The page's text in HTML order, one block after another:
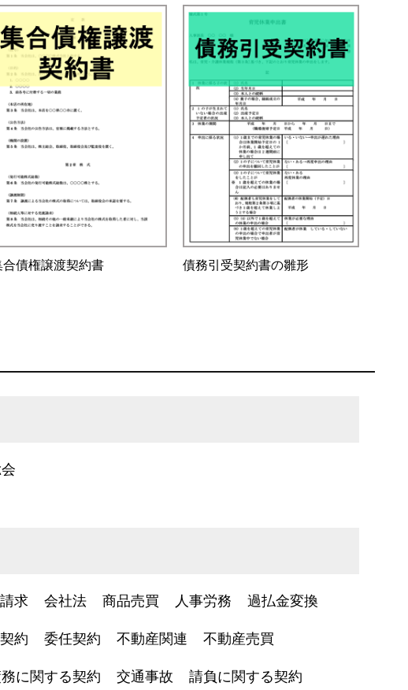
合債権譲渡契約書 債務引受契約書の雛形
求 会社法 商品売買 人事労務 過払金変換
約 委任契約 不動産関連 不動産売買
に関する契約 交通事故 請負に関する契約